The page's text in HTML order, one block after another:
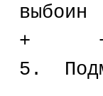
+
5.